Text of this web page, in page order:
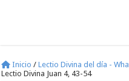
Inicio / Lectio Divina del día -
Lectio Divina Juan 4, 43-54